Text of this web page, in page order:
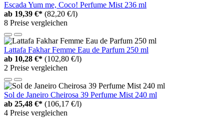
Escada Yum me, Coco! Perfume Mist 236 ml
ab 19,39 €* (82,20 €/l)
8 Preise vergleichen
Lattafa Fakhar Femme Eau de Parfum 250 ml
ab 10,28 €* (102,80 €/l)
2 Preise vergleichen
Sol de Janeiro Cheirosa 39 Perfume Mist 240 ml
ab 25,48 €* (106,17 €/l)
4 Preise vergleichen